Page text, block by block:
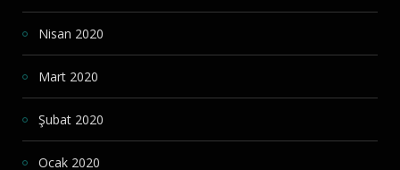
Nisan 2020
Mart 2020
Şubat 2020
Ocak 2020